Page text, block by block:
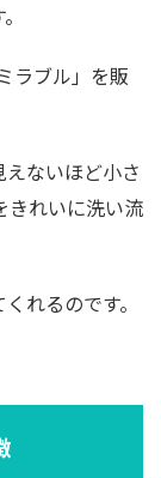
ラブル」を販
えないほど小さ
きれいに洗い流
れるのです。